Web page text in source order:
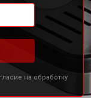
на обработку